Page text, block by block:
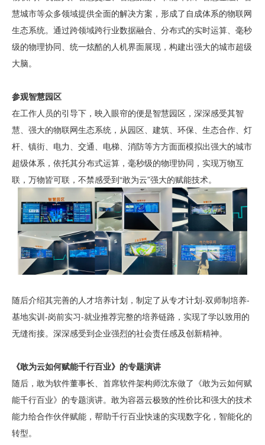
慧城市等众多领域提供全面的解决方案，形成了自成体系的物联网
生态系统。通过跨领域跨行业数据融合、分布式的实时运算、毫秒
级的物理协同、统一炫酷的人机界面展现，构建出强大的城市超级
大脑。
参观智慧园区
在工作人员的引导下，映入眼帘的便是智慧园区，深深感受其智
慧、强大的物联网生态系统，从园区、建筑、环保、生态合作、灯
杆、镇街、电力、交通、电梯、消防等方方面面模拟出强大的城市
超级体系，依托其分布式运算，毫秒级的物理协同，实现万物互
联，万物皆可联，不禁感受到“敢为云”强大的赋能技术。
随后介绍其完善的人才培养计划，制定了从专才计划-双师制培养-
基地实训-岗前实习-就业推荐完整的培养链路，实现了学以致用的
无缝衔接。深深感受到企业强烈的社会责任感及创新精神。
《敢为云如何赋能千行百业》的专题演讲
随后，敢为软件董事长、首席软件架构师沈东做了《敢为云如何赋
能千行百业》的专题演讲。敢为容器云极致的性价比和强大的技术
能力给合作伙伴赋能，帮助千行百业快速的实现数字化，智能化的
转型。